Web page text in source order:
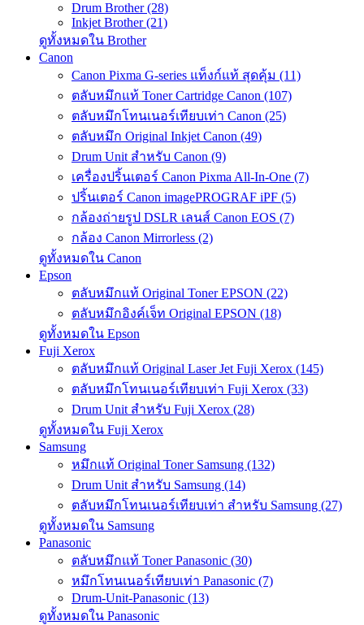
Drum Brother (28)
Inkjet Brother (21)
ดูทั้งหมดใน Brother
Canon
Canon Pixma G-series แท็งก์แท้ สุดคุ้ม (11)
ตลับหมึกแท้ Toner Cartridge Canon (107)
ตลับหมึกโทนเนอร์เทียบเท่า Canon (25)
ตลับหมึก Original Inkjet Canon (49)
Drum Unit สำหรับ Canon (9)
เครื่องปริ้นเตอร์ Canon Pixma All-In-One (7)
ปริ้นเตอร์ Canon imagePROGRAF iPF (5)
กล้องถ่ายรูป DSLR เลนส์ Canon EOS (7)
กล้อง Canon Mirrorless (2)
ดูทั้งหมดใน Canon
Epson
ตลับหมึกแท้ Original Toner EPSON (22)
ตลับหมึกอิงค์เจ็ท Original EPSON (18)
ดูทั้งหมดใน Epson
Fuji Xerox
ตลับหมึกแท้ Original Laser Jet Fuji Xerox (145)
ตลับหมึกโทนเนอร์เทียบเท่า Fuji Xerox (33)
Drum Unit สำหรับ Fuji Xerox (28)
ดูทั้งหมดใน Fuji Xerox
Samsung
หมึกแท้ Original Toner Samsung (132)
Drum Unit สำหรับ Samsung (14)
ตลับหมึกโทนเนอร์เทียบเท่า สำหรับ Samsung (27)
ดูทั้งหมดใน Samsung
Panasonic
ตลับหมึกแท้ Toner Panasonic (30)
หมึกโทนเนอร์เทียบเท่า Panasonic (7)
Drum-Unit-Panasonic (13)
ดูทั้งหมดใน Panasonic